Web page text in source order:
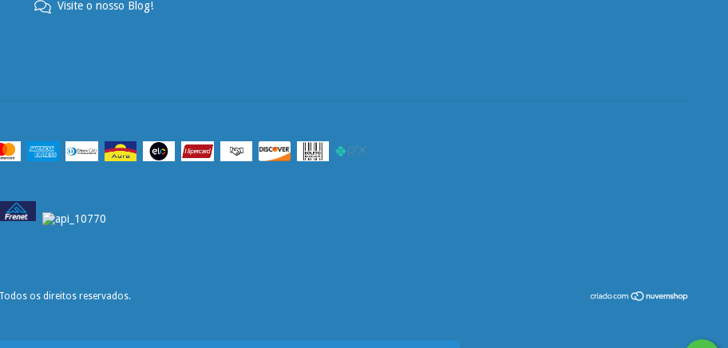
Visite o nosso Blog!
os direitos reservados.